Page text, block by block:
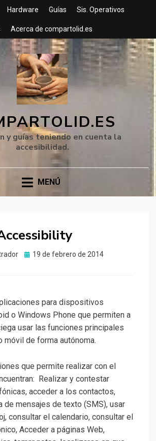
Hardware Guías Sis. Operativos
Acerca de compartolid.es
y guías teniendo en cuenta la
accesibilidad.
MENÚ
Publicado
19 de febrero de 2014
para dispositivos
o Windows Phone que permiten a
usar las funciones principales
móvil de forma autónoma.
que permite realizar con el
Realizar y contestar
acceder a los contactos,
de mensajes de texto (SMS), usar
consultar el calendario, consultar el
Acceder a páginas Web,